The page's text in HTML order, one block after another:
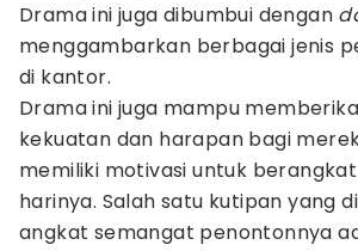
Drama ini juga dibumbui dengan
menggambarkan berbagai jenis
di kantor.
Drama ini juga mampu
kekuatan dan harapan bagi
memiliki motivasi untuk
harinya. Salah satu kutipan yang
angkat semangat penontonnya